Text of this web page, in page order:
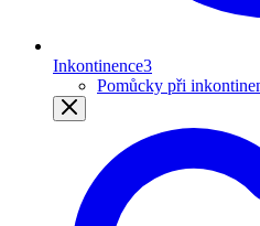
Inkontinence3
Pomůcky při